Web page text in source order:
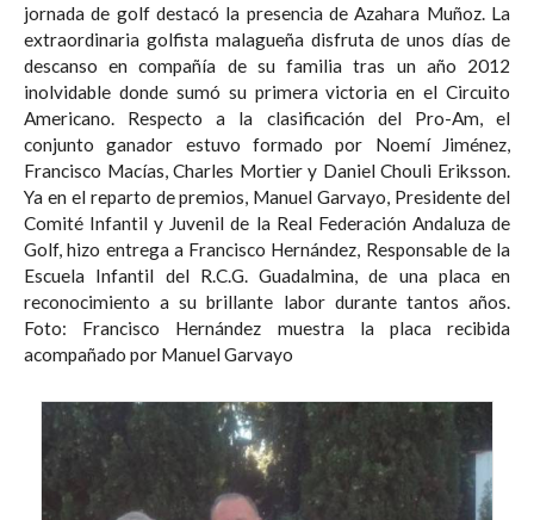
jornada de golf destacó la presencia de Azahara Muñoz. La
extraordinaria golfista malagueña disfruta de unos días de
descanso en compañía de su familia tras un año 2012
inolvidable donde sumó su primera victoria en el Circuito
Americano. Respecto a la clasificación del Pro-Am, el
conjunto ganador estuvo formado por Noemí Jiménez,
Francisco Macías, Charles Mortier y Daniel Chouli Eriksson.
Ya en el reparto de premios, Manuel Garvayo, Presidente del
Comité Infantil y Juvenil de la Real Federación Andaluza de
Golf, hizo entrega a Francisco Hernández, Responsable de la
Escuela Infantil del R.C.G. Guadalmina, de una placa en
reconocimiento a su brillante labor durante tantos años.
Foto: Francisco Hernández muestra la placa recibida
acompañado por Manuel Garvayo